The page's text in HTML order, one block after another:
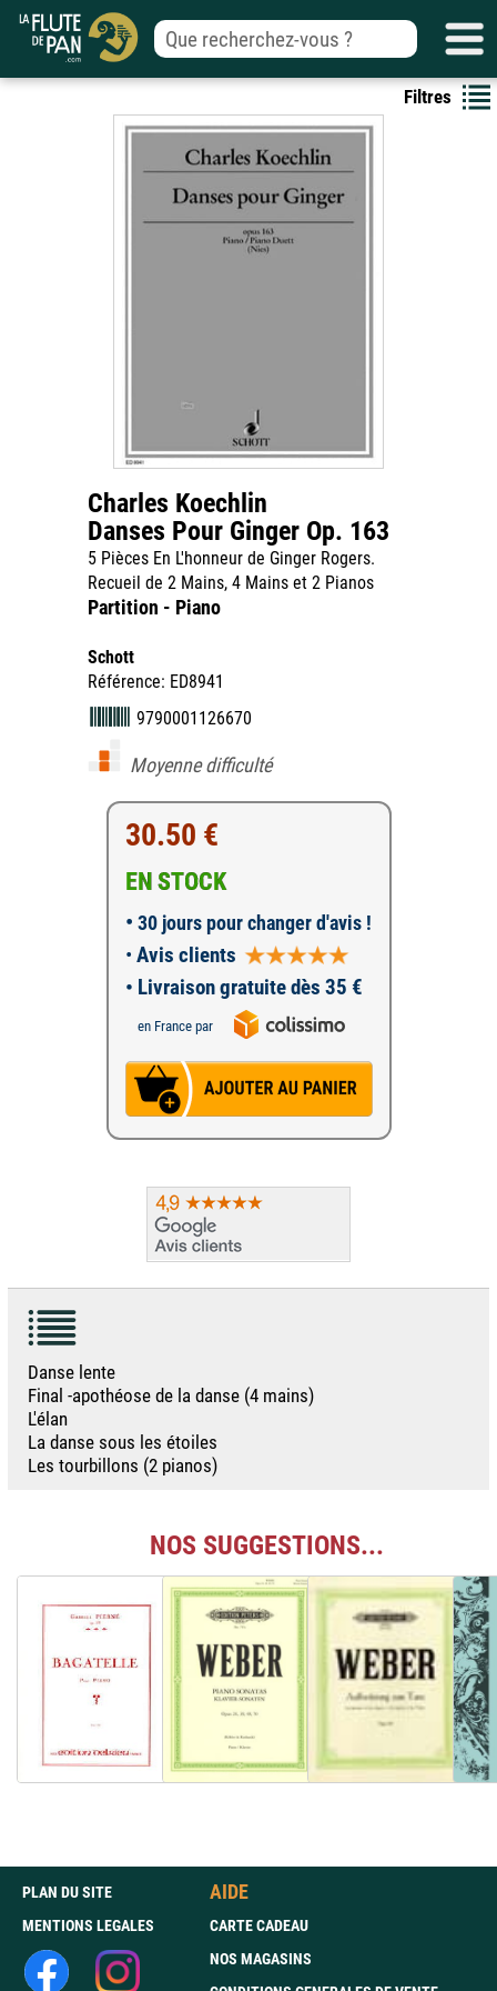
Filtres
Charles Koechlin
Danses Pour Ginger Op. 163
5 Pièces En L'honneur de Ginger Rogers.
Recueil de 2 Mains, 4 Mains et 2 Pianos
Partition - Piano
Schott
Référence: ED8941
9790001126670
Moyenne difficulté
30.50 €
EN STOCK
• 30 jours pour changer d'avis !
• Avis clients
• Livraison gratuite dès 35 €
en France par
Danse lente
Final -apothéose de la danse (4 mains)
L'élan
La danse sous les étoiles
Les tourbillons (2 pianos)
NOS SUGGESTIONS...
PLAN DU SITE
MENTIONS LEGALES
AIDE
CARTE CADEAU
NOS MAGASINS